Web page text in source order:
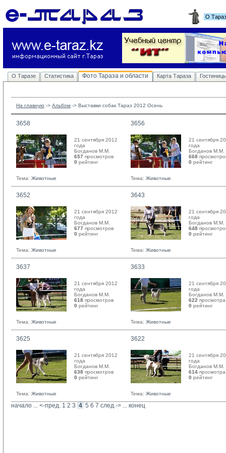
О
О Таразе Статистика Фото Тараза и области Карта Тараза
На главную -> Альбом -> Выставки собак Тараз 2012 Осень
3658
21 сентября 2012
года
Богданов М.М.
657 просмотров
0 рейтинг
Тема: Животные
3656
21 сентября
года
Богданов М.М.
668
0 рейтинг
Тема: Животные
3652
21 сентября 2012
года
Богданов М.М.
677 просмотров
0 рейтинг
Тема: Животные
3643
21 сентября
года
Богданов М.М.
648
0 рейтинг
Тема: Животные
3637
21 сентября 2012
года
Богданов М.М.
618 просмотров
0 рейтинг
Тема: Животные
3633
21 сентября
года
Богданов М.М.
622 просмотра
0 рейтинг
Тема: Животные
3625
21 сентября 2012
года
Богданов М.М.
638 просмотров
0 рейтинг
Тема: Животные
3622
21 сентября
года
Богданов М.М.
614 просмотра
0 рейтинг
Тема: Животные
начало ... <-пред. 1 2 3 4 5 6 7 след.-> ... конец